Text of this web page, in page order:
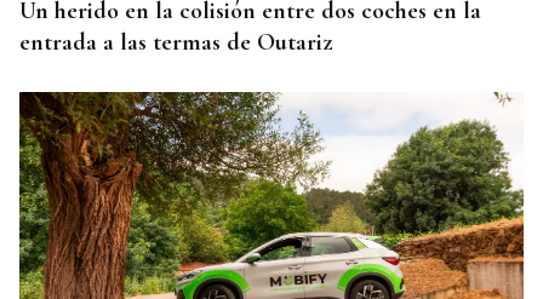
Un herido en la colisión entre dos coches en la
entrada a las termas de Outariz